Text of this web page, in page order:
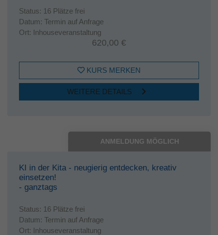
Status: 16 Plätze frei
Datum: Termin auf Anfrage
Ort: Inhouseveranstaltung
620,00 €
KURS MERKEN
WEITERE DETAILS
ANMELDUNG MÖGLICH
KI in der Kita - neugierig entdecken, kreativ
einsetzen!
- ganztags
Status: 16 Plätze frei
Datum: Termin auf Anfrage
Ort: Inhouseveranstaltung